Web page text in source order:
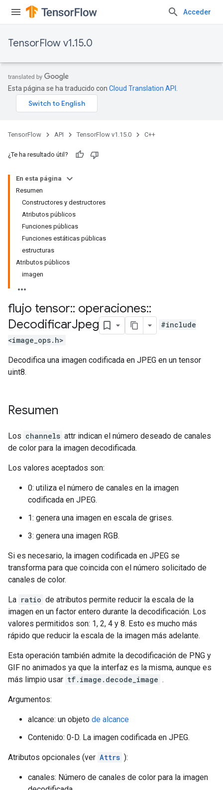
Acceder
TensorFlow v1.15.0
Esta página se ha traducido con Cloud Translation API
TensorFlow API TensorFlow v1.15.0 C++
¿Te ha resultado útil?
En esta página
Resumen
Constructores y destructores
Atributos públicos
Funciones públicas
Funciones estáticas públicas
estructuras
Atributos públicos
imagen
flujo tensor:: operaciones::
DecodificarJpeg
#include
<image_ops.h>
Decodifica una imagen codificada en JPEG en un tensor
uint8.
Resumen
Los channels attr indican el número deseado de canales
de color para la imagen decodificada.
Los valores aceptados son:
0: utiliza el número de canales en la imagen
codificada en JPEG.
1: genera una imagen en escala de grises.
3: genera una imagen RGB.
Si es necesario, la imagen codificada en JPEG se
transforma para que coincida con el número solicitado de
canales de color.
La ratio de atributos permite reducir la escala de la
imagen en un factor entero durante la decodificación. Los
valores permitidos son: 1, 2, 4 y 8. Esto es mucho más
rápido que reducir la escala de la imagen más adelante.
Esta operación también admite la decodificación de PNG y
GIF no animados ya que la interfaz es la misma, aunque es
más limpio usar tf.image.decode_image .
Argumentos:
alcance: un objeto de alcance
Contenido: 0-D. La imagen codificada en JPEG.
Atributos opcionales (ver Attrs ):
canales: Número de canales de color para la imagen